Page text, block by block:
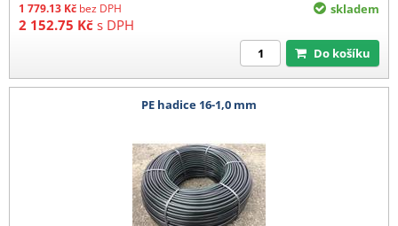
1 779.13 Kč bez DPH
2 152.75 Kč s DPH
skladem
Do košíku
PE hadice 16-1,0 mm